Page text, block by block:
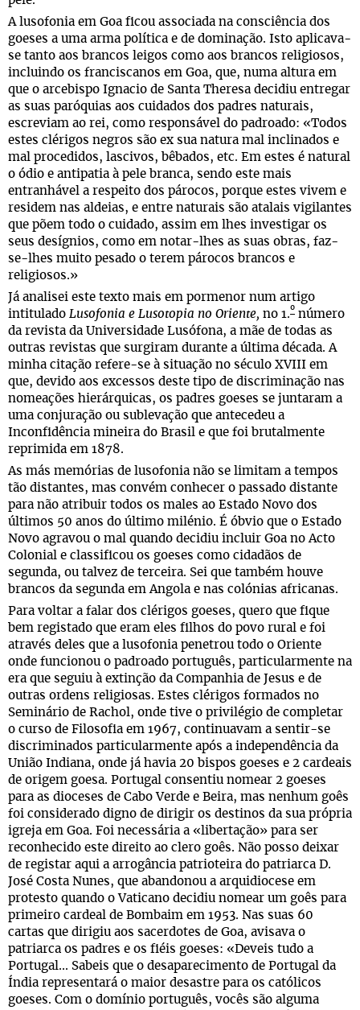
A lusofonia em Goa ficou associada na consciência dos
goeses a uma arma política e de dominação. Isto aplicava-
se tanto aos brancos leigos como aos brancos religiosos,
incluindo os franciscanos em Goa, que, numa altura em
que o arcebispo Ignacio de Santa Theresa decidiu entregar
as suas paróquias aos cuidados dos padres naturais,
escreviam ao rei, como responsável do padroado: «Todos
estes clérigos negros são ex sua natura mal inclinados e
mal procedidos, lascivos, bêbados, etc. Em estes é natural
o ódio e antipatia à pele branca, sendo este mais
entranhável a respeito dos párocos, porque estes vivem e
residem nas aldeias, e entre naturais são atalais vigilantes
que põem todo o cuidado, assim em lhes investigar os
seus desígnios, como em notar-lhes as suas obras, faz-
se-lhes muito pesado o terem párocos brancos e
religiosos.»
Já analisei este texto mais em pormenor num artigo
intitulado Lusofonia e Lusotopia no Oriente, no 1.º número
da revista da Universidade Lusófona, a mãe de todas as
outras revistas que surgiram durante a última década. A
minha citação refere-se à situação no século XVIII em
que, devido aos excessos deste tipo de discriminação nas
nomeações hierárquicas, os padres goeses se juntaram a
uma conjuração ou sublevação que antecedeu a
Inconfidência mineira do Brasil e que foi brutalmente
reprimida em 1878.
As más memórias de lusofonia não se limitam a tempos
tão distantes, mas convém conhecer o passado distante
para não atribuir todos os males ao Estado Novo dos
últimos 50 anos do último milénio. É óbvio que o Estado
Novo agravou o mal quando decidiu incluir Goa no Acto
Colonial e classificou os goeses como cidadãos de
segunda, ou talvez de terceira. Sei que também houve
brancos da segunda em Angola e nas colónias africanas.
Para voltar a falar dos clérigos goeses, quero que fique
bem registado que eram eles filhos do povo rural e foi
através deles que a lusofonia penetrou todo o Oriente
onde funcionou o padroado português, particularmente na
era que seguiu à extinção da Companhia de Jesus e de
outras ordens religiosas. Estes clérigos formados no
Seminário de Rachol, onde tive o privilégio de completar
o curso de Filosofia em 1967, continuavam a sentir-se
discriminados particularmente após a independência da
União Indiana, onde já havia 20 bispos goeses e 2 cardeais
de origem goesa. Portugal consentiu nomear 2 goeses
para as dioceses de Cabo Verde e Beira, mas nenhum goês
foi considerado digno de dirigir os destinos da sua própria
igreja em Goa. Foi necessária a «libertação» para ser
reconhecido este direito ao clero goês. Não posso deixar
de registar aqui a arrogância patrioteira do patriarca D.
José Costa Nunes, que abandonou a arquidiocese em
protesto quando o Vaticano decidiu nomear um goês para
primeiro cardeal de Bombaim em 1953. Nas suas 60
cartas que dirigiu aos sacerdotes de Goa, avisava o
patriarca os padres e os fiéis goeses: «Deveis tudo a
Portugal... Sabeis que o desaparecimento de Portugal da
Índia representará o maior desastre para os católicos
goeses. Com o domínio português, vocês são alguma